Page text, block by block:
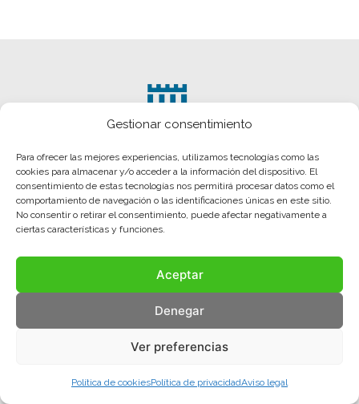
Gestionar consentimiento
Para ofrecer las mejores experiencias, utilizamos tecnologías como las
cookies para almacenar y/o acceder a la información del dispositivo. El
consentimiento de estas tecnologías nos permitirá procesar datos como el
comportamiento de navegación o las identificaciones únicas en este sitio.
No consentir o retirar el consentimiento, puede afectar negativamente a
ciertas características y funciones.
Aceptar
Denegar
Ver preferencias
Política de cookiesPolítica de privacidadAviso legal
Política de privacidad
Todos los derechos reservados